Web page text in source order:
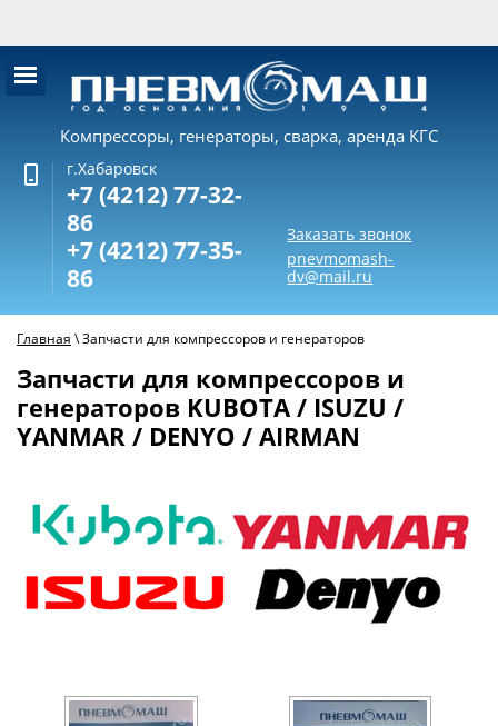
Компрессоры, генераторы, сварка, аренда КГС
г.Хабаровск
+7 (4212) 77-32-
86
+7 (4212) 77-35-
86
Заказать звонок
pnevmomash-
dv@mail.ru
Главная \Запчасти для компрессоров и генераторов
Запчасти для компрессоров и
генераторов KUBOTA / ISUZU /
YANMAR / DENYO / AIRMAN